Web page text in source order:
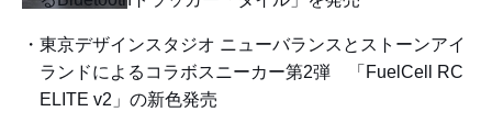
東京デザインスタジオ ニューバランスとストーンアイ
ランドによるコラボスニーカー第2弾 「FuelCell RC
ELITE v2」の新色発売